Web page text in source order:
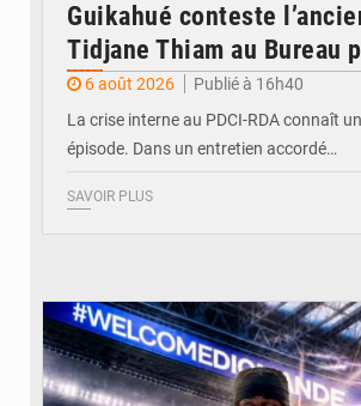
Guikahué conteste
Tidjane Thiam au Bureau
6 août 2026
Publié à 16h40
La crise interne au PDCI-RDA connaît
épisode. Dans un entretien accordé…
SAVOIR PLUS